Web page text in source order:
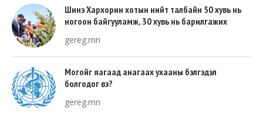
Шинэ Хархорин хотын нийт талбайн 50 хувь нь
ногоон байгууламж, 30 хувь нь барилгажих
gereg.mn
Могойг яагаад анагаах ухааны бэлгэдэл
болгодог вэ?
gereg.mn